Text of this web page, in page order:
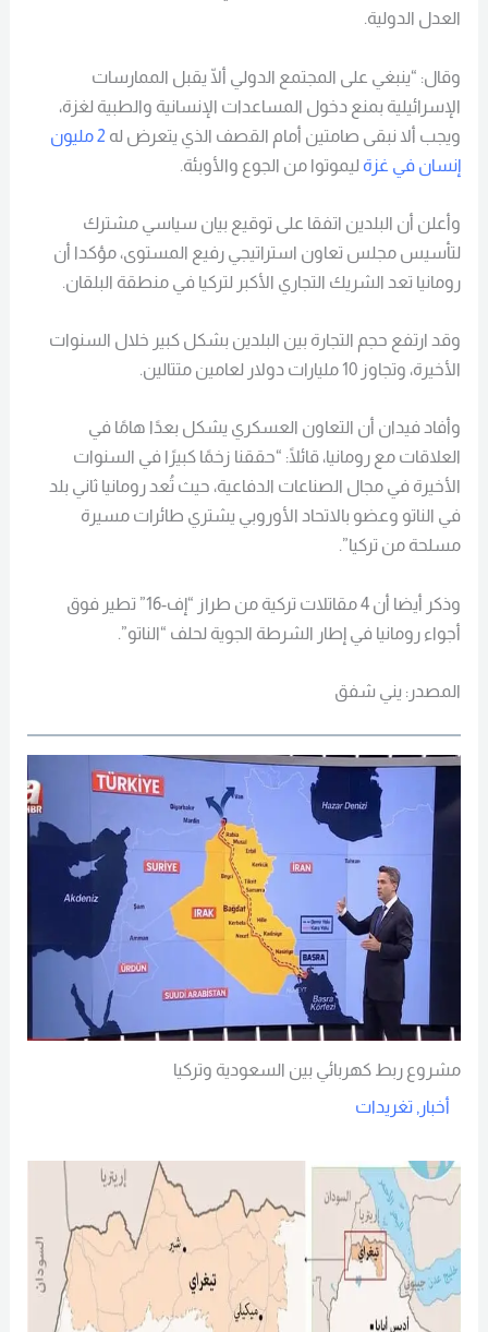
العدل الدولية.
وقال: “ينبغي على المجتمع الدولي ألّا يقبل الممارسات
الإسرائيلية بمنع دخول المساعدات الإنسانية والطبية لغزة،
ويجب ألا نبقى صامتين أمام القصف الذي يتعرض له 2 مليون
إنسان في غزةليموتوا من الجوع والأوبئة.
وأعلن أن البلدين اتفقا على توقيع بيان سياسي مشترك
لتأسيس مجلس تعاون استراتيجي رفيع المستوى، مؤكدا أن
رومانيا تعد الشريك التجاري الأكبر لتركيا في منطقة البلقان.
وقد ارتفع حجم التجارة بين البلدين بشكل كبير خلال السنوات
الأخيرة، وتجاوز 10 مليارات دولار لعامين متتالين.
وأفاد فيدان أن التعاون العسكري يشكل بعدًا هامًا في
العلاقات مع رومانيا، قائلًا: “حققنا زخمًا كبيرًا في السنوات
الأخيرة في مجال الصناعات الدفاعية، حيث تُعد رومانيا ثاني بلد
في الناتو وعضو بالاتحاد الأوروبي يشتري طائرات مسيرة
مسلحة من تركيا”.
وذكر أيضا أن 4 مقاتلات تركية من طراز “إف-16” تطير فوق
أجواء رومانيا في إطار الشرطة الجوية لحلف “الناتو”.
المصدر: يني شفق
مشروع ربط كهربائي بين السعودية وتركيا
أخبار , تغريدات